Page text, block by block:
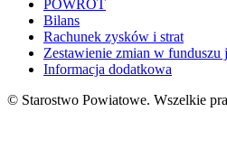
POWRÓT
Bilans
Rachunek zysków i strat
Zestawienie zmian w funduszu
Informacja dodatkowa
© Starostwo Powiatowe. Wszelkie